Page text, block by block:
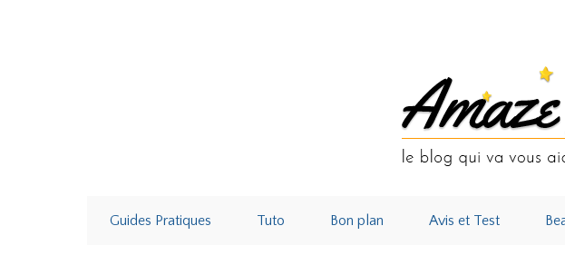
Guides Pratiques Tuto Bon plan Avis et Test